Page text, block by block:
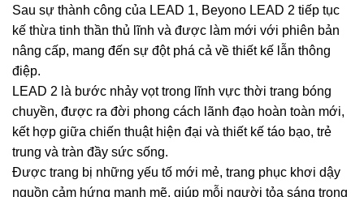
Sau sự thành công của LEAD 1, Beyono LEAD 2 tiếp tục
kế thừa tinh thần thủ lĩnh và được làm mới với phiên bản
nâng cấp, mang đến sự đột phá cả về thiết kế lẫn thông
điệp.
LEAD 2 là bước nhảy vọt trong lĩnh vực thời trang bóng
chuyền, được ra đời phong cách lãnh đạo hoàn toàn mới,
kết hợp giữa chiến thuật hiện đại và thiết kế táo bạo, trẻ
trung và tràn đầy sức sống.
Được trang bị những yếu tố mới mẻ, trang phục khơi dậy
nguồn cảm hứng mạnh mẽ, giúp mỗi người tỏa sáng trong